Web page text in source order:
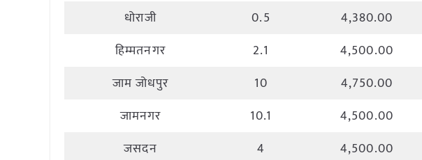
धोराजी
0.5 4,380.00
हिम्मतनगर
2.1 4,500.00
जाम जोधपुर
10 4,750.00
जामनगर
10.1 4,500.00
जसदन
4 4,500.00